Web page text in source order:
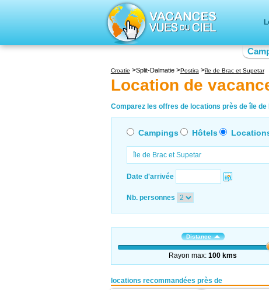
Croatie Split-Dalmatie Postira île de Brac et Supetar
Location de
Comparez les offres de locations près de île
Campings Hôtels
Date d'arrivée
Nb. personnes
Distance
Rayon max:100 kms
locations recommandées près de